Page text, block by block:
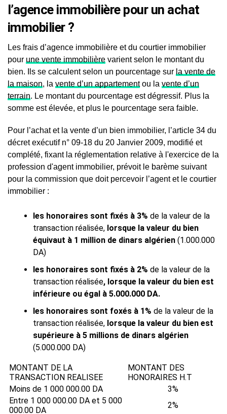
l’agence immobilière pour un achat
immobilier ?
Les frais d’agence immobilière et du courtier immobilier
pour une vente immobilière varient selon le montant du
bien. Ils se calculent selon un pourcentage sur la vente de
la maison, la vente d’un appartementou la vente d’un
terrain. Le montant du pourcentage est dégressif. Plus la
somme est élevée, et plus le pourcentage sera faible.
Pour l’achat et la vente d’un bien immobilier, l’article 34 du
décret exécutif n° 09-18 du 20 Janvier 2009, modifié et
complété, fixant la réglementation relative à l'exercice de la
profession d'agent immobilier, prévoit le barème suivant
pour la commission que doit percevoir l’agent et le courtier
immobilier :
les honoraires sont fixés à 3% de la valeur de la
transaction réalisée, lorsque la valeur du bien
équivaut à 1 million de dinars algérien (1.000.000
DA)
les honoraires sont fixés à 2% de la valeur de la
transaction réalisée, lorsque la valeur du bien est
inférieure ou égal à 5.000.000 DA.
les honoraires sont foxés à 1% de la valeur de la
transaction réalisée, lorsque la valeur du bien est
supérieure à 5 millions de dinars algérien
(5.000.000 DA)
MONTANT DE LA
TRANSACTION REALISEE
MONTANT DES
HONORAIRES H.T
Moins de 1 000 000.00 DA
3%
Entre 1 000 000.00 DA et 5 000
000.00 DA
2%